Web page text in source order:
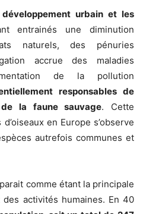
urbain et les
entrainés une diminution
naturels, des pénuries
accrue des maladies
de la pollution
responsables de
la faune sauvage. Cette
en Europe s’observe
autrefois communes et
comme étant la principale
activités humaines. En 40